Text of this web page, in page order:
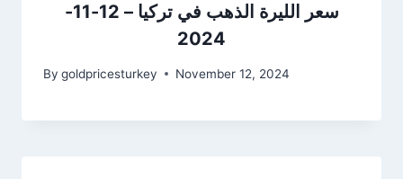
سعر الليرة الذهب في تركيا – 12-11-
2024
By goldpricesturkey November 12, 2024